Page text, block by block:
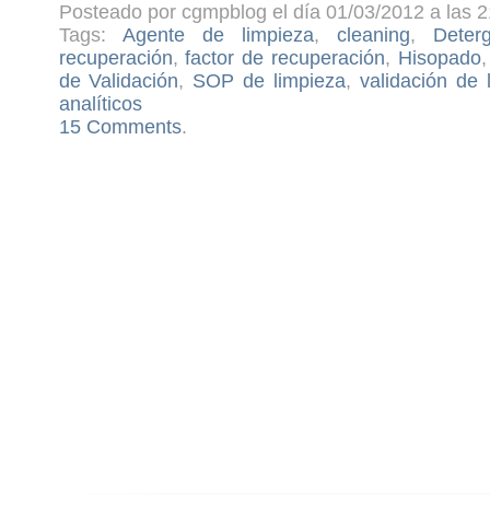
Posteado por cgmpblog el día 01/03/2012 a las
Tags: Agente de limpieza, cleaning,
recuperación,factor de recuperación, Hisopado
de Validación, SOP de limpieza, validación de
analíticos
15 Comments.